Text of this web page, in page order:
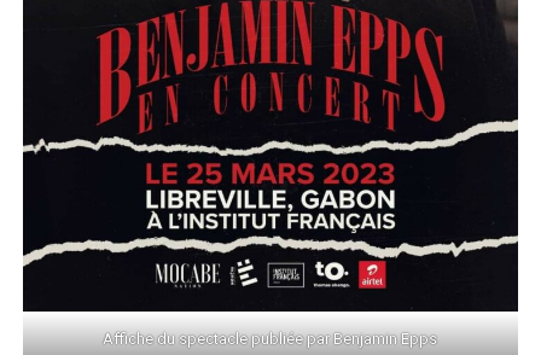
Affiche du spectacle publiée par Benjamin Epps